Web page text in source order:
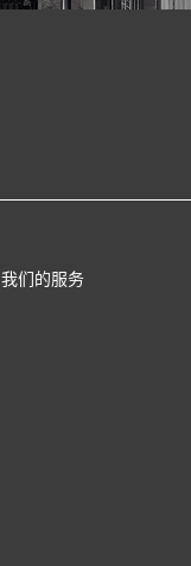
我们的服务